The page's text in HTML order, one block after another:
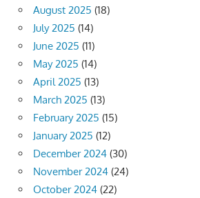
August 2025 (18)
July 2025 (14)
June 2025 (11)
May 2025 (14)
April 2025 (13)
March 2025 (13)
February 2025 (15)
January 2025 (12)
December 2024 (30)
November 2024 (24)
October 2024 (22)